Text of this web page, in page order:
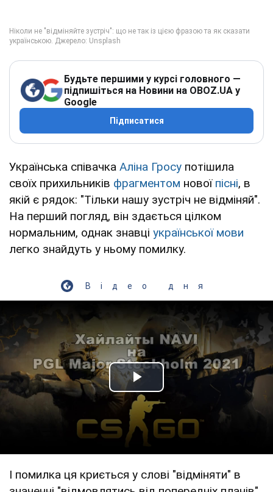
Будьте першими у курсі головного —
підпишіться на Новини на OBOZ.UA у
Google
Підписатися
Українська співачка Аліна Гросу потішила
своїх прихильників фрагментом нової пісні, в
якій є рядок: "Тільки нашу зустріч не відміняй".
На перший погляд, він здається цілком
нормальним, однак знавці української мови
легко знайдуть у ньому помилку.
Відео дня
Play Video
І помилка ця криється у слові "відміняти" в